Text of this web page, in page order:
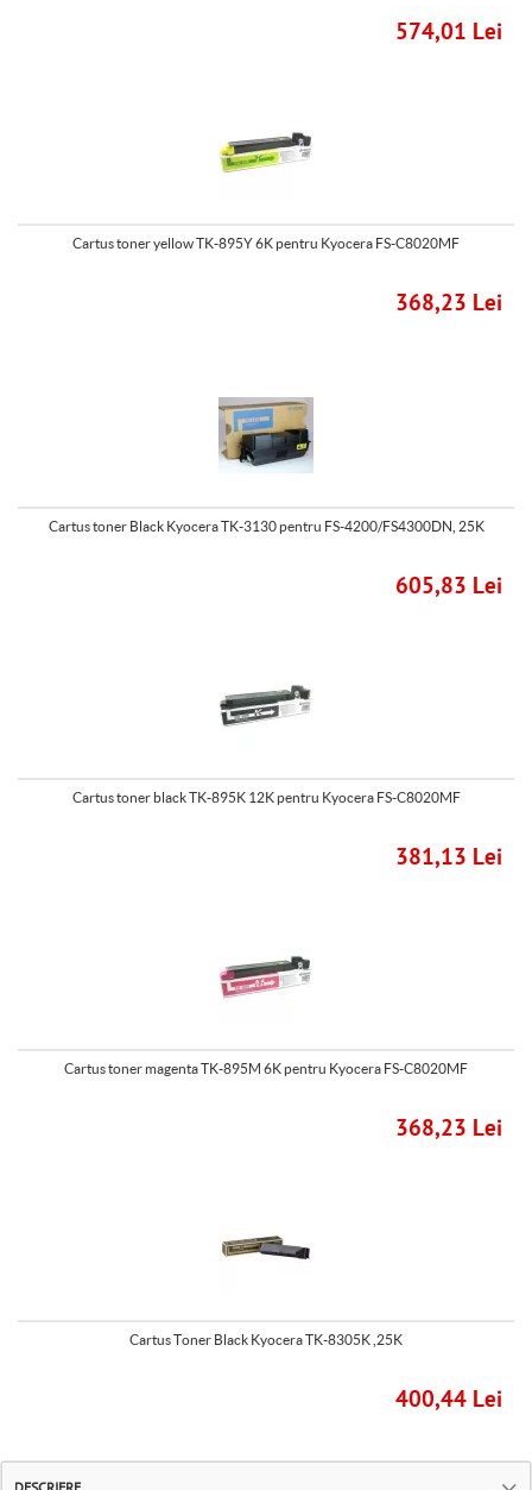
574,01 Lei
Cartus toner yellow TK-895Y 6K pentru Kyocera FS-C8020MF
368,23 Lei
Cartus toner Black Kyocera TK-3130 pentru FS-4200/FS4300DN, 25K
605,83 Lei
Cartus toner black TK-895K 12K pentru Kyocera FS-C8020MF
381,13 Lei
Cartus toner magenta TK-895M 6K pentru Kyocera FS-C8020MF
368,23 Lei
Cartus Toner Black Kyocera TK-8305K ,25K
400,44 Lei